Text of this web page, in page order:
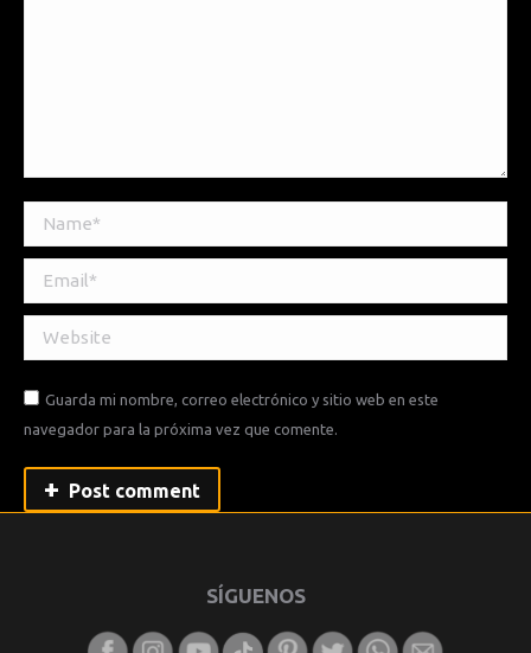
Name *
Email *
Website
Guarda mi nombre, correo electrónico y sitio web en este
navegador para la próxima vez que comente.
Post comment
SÍGUENOS